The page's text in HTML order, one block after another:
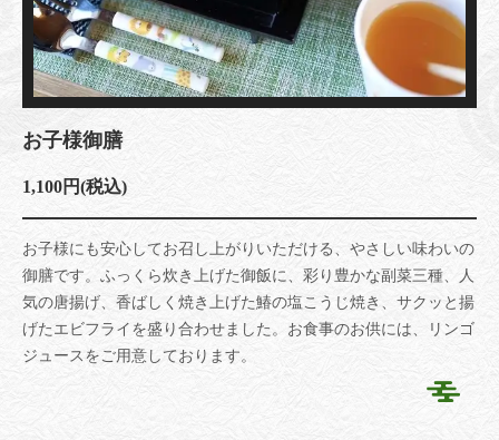
お子様御膳
1,100円(税込)
お子様にも安心してお召し上がりいただける、やさしい味わいの
御膳です。ふっくら炊き上げた御飯に、彩り豊かな副菜三種、人
気の唐揚げ、香ばしく焼き上げた鰆の塩こうじ焼き、サクッと揚
げたエビフライを盛り合わせました。お食事のお供には、リンゴ
ジュースをご用意しております。